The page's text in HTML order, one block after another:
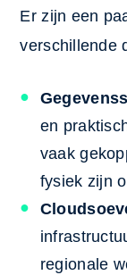
Er zijn een
verschillende
en
vaak
fysiek zijn
regionale